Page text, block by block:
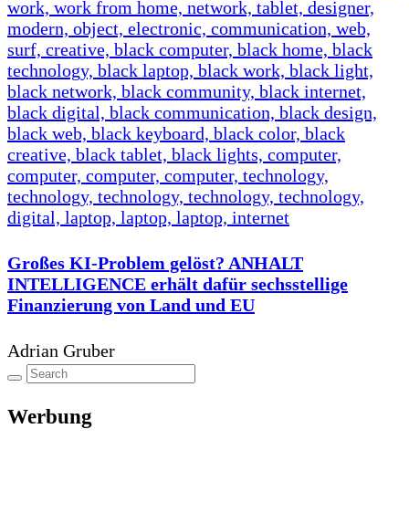
Großes KI-Problem gelöst? ANHALT
INTELLIGENCE erhält dafür sechsstellige
Finanzierung von Land und EU
Adrian Gruber
Werbung